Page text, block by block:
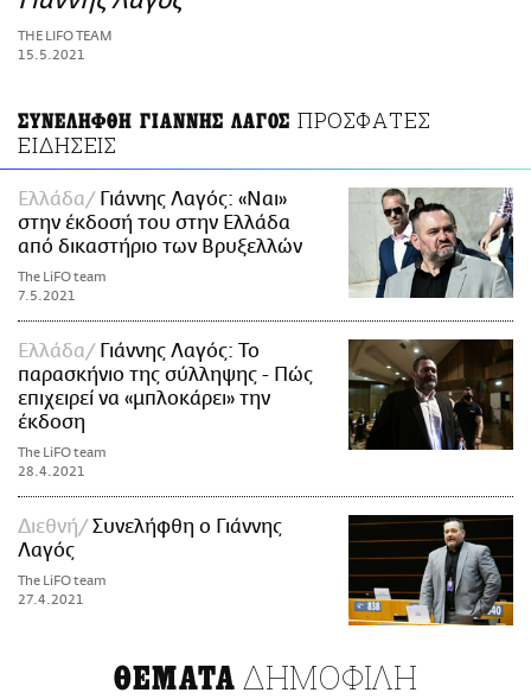
ΑΜΠΑ
PRINT
THE LIFO TEAM
15.5.2021
ΣΥΝΕΛΗΦΘΗ ΓΙΑΝΝΗΣ ΛΑΓΟΣ ΠΡΟΣΦΑΤΕΣ
ΕΙΔΗΣΕΙΣ
Ελλάδα
Γιάννης Λαγός: «Ναι»
στην έκδοσή του στην Ελλάδα
από δικαστήριο των Βρυξελλών
The LiFO team
7.5.2021
Ελλάδα
Γιάννης Λαγός: Το
παρασκήνιο της σύλληψης - Πώς
επιχειρεί να «μπλοκάρει» την
έκδοση
The LiFO team
28.4.2021
Διεθνή
Συνελήφθη ο Γιάννης
Λαγός
The LiFO team
27.4.2021
ΘΕΜΑΤΑ ΔΗΜΟΦΙΛΗ